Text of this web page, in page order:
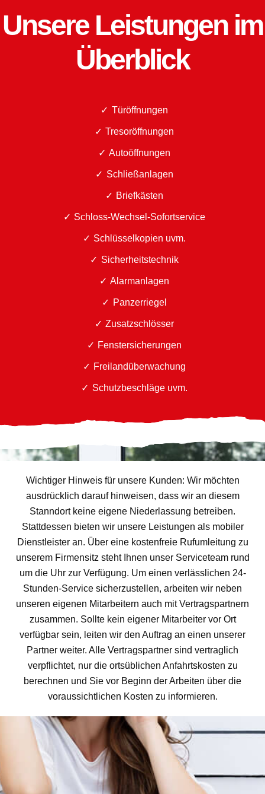
Unsere Leistungen im
Überblick
Türöffnungen
Tresoröffnungen
Autoöffnungen
Schließanlagen
Briefkästen
Schloss-Wechsel-Sofortservice
Schlüsselkopien uvm.
Sicherheitstechnik
Alarmanlagen
Panzerriegel
Zusatzschlösser
Fenstersicherungen
Freilandüberwachung
Schutzbeschläge uvm.
Wichtiger Hinweis für unsere Kunden: Wir möchten
ausdrücklich darauf hinweisen, dass wir an diesem
Stanndort keine eigene Niederlassung betreiben.
Stattdessen bieten wir unsere Leistungen als mobiler
Dienstleister an. Über eine kostenfreie Rufumleitung zu
unserem Firmensitz steht Ihnen unser Serviceteam rund
um die Uhr zur Verfügung. Um einen verlässlichen 24-
Stunden-Service sicherzustellen, arbeiten wir neben
unseren eigenen Mitarbeitern auch mit Vertragspartnern
zusammen. Sollte kein eigener Mitarbeiter vor Ort
verfügbar sein, leiten wir den Auftrag an einen unserer
Partner weiter. Alle Vertragspartner sind vertraglich
verpflichtet, nur die ortsüblichen Anfahrtskosten zu
berechnen und Sie vor Beginn der Arbeiten über die
voraussichtlichen Kosten zu informieren.